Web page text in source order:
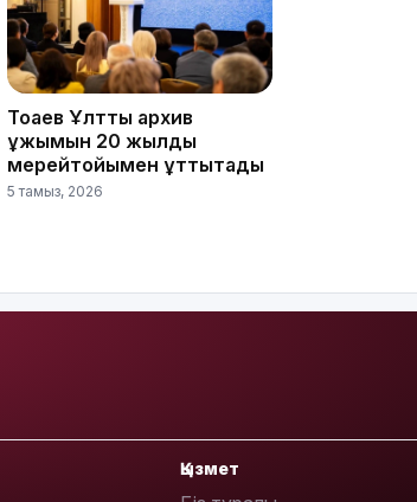
Тоқаев Ұлттық архив
ұжымын 20 жылдық
мерейтойымен құттықтады
5 тамыз, 2026
Қызмет